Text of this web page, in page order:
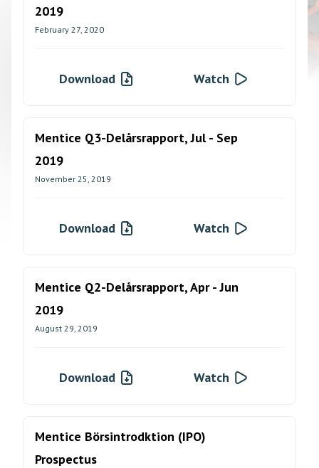
2019
February 27, 2020
Download Watch
Mentice Q3-Delårsrapport, Jul - Sep
2019
November 25, 2019
Download Watch
Mentice Q2-Delårsrapport, Apr - Jun
2019
August 29, 2019
Download Watch
Mentice Börsintrodktion (IPO)
Prospectus